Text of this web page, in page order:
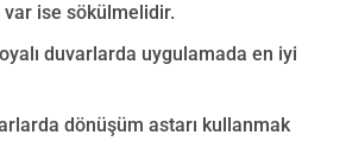
var ise sökülmelidir.
duvarlarda uygulamada en iyi
dönüşüm astarı kullanmak